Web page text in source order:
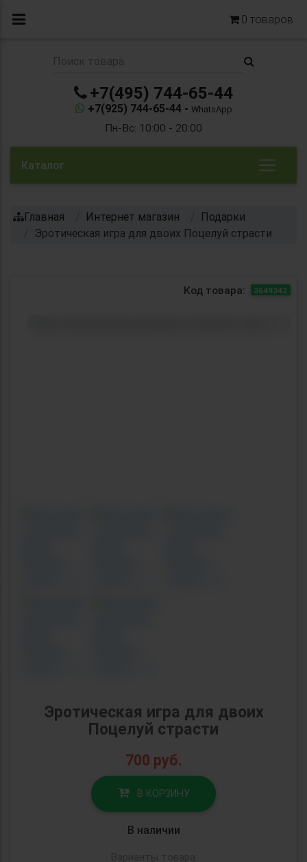
0 товаров
+7(495) 744-65-44
+7(925) 744-65-44 - WhatsApp
Пн-Вс: 10:00 - 20:00
Каталог
Главная Интернет магазин
Подарки
Эротическая игра для двоих Поцелуй страсти
Код товара: 3649342
Эротическая игра для двоих
Поцелуй страсти
700 руб.
В КОРЗИНУ
В наличии